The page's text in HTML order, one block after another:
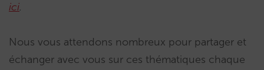
ici.
Nous vous attendons nombreux pour partager et
échanger avec vous sur ces thématiques chaque